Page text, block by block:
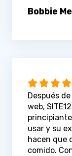
Bobbie
Después
web,
usar y su
hacen que
comido.